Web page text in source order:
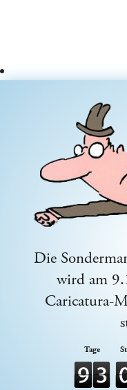
Die
wird am
Caricatura-